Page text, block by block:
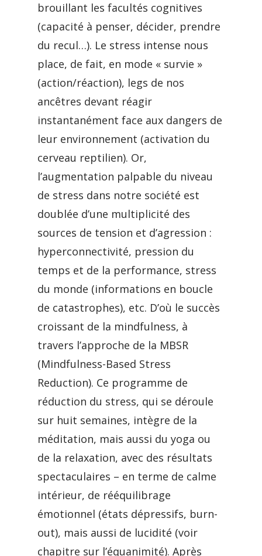
brouillant les facultés cognitives
(capacité à penser, décider, prendre
du recul…). Le stress intense nous
place, de fait, en mode « survie »
(action/réaction), legs de nos
ancêtres devant réagir
instantanément face aux dangers de
leur environnement (activation du
cerveau reptilien). Or,
l’augmentation palpable du niveau
de stress dans notre société est
doublée d’une multiplicité des
sources de tension et d’agression :
hyperconnectivité, pression du
temps et de la performance, stress
du monde (informations en boucle
de catastrophes), etc. D’où le succès
croissant de la mindfulness, à
travers l’approche de la MBSR
(Mindfulness-Based Stress
Reduction). Ce programme de
réduction du stress, qui se déroule
sur huit semaines, intègre de la
méditation, mais aussi du yoga ou
de la relaxation, avec des résultats
spectaculaires – en terme de calme
intérieur, de rééquilibrage
émotionnel (états dépressifs, burn-
out), mais aussi de lucidité (voir
chapitre sur l’équanimité). Après